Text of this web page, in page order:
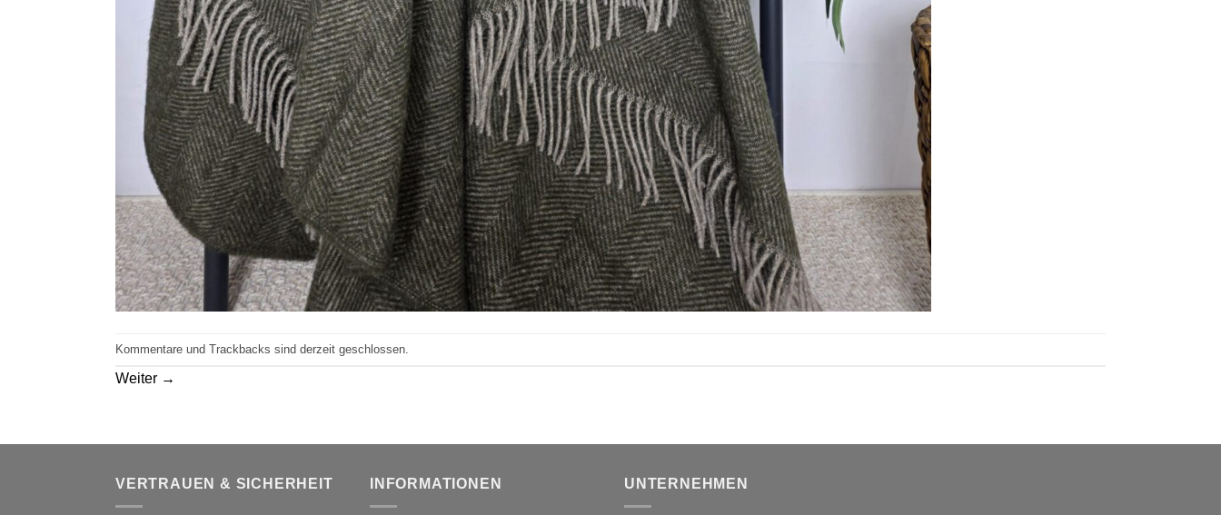
Kommentare und Trackbacks sind derzeit geschlossen.
Weiter →
VERTRAUEN & SICHERHEIT INFORMATIONEN UNTERNEHMEN